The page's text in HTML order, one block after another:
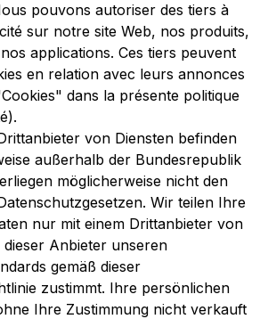
pouvons autoriser des tiers à
sur notre site Web, nos produits,
applications. Ces tiers peuvent
en relation avec leurs annonces
dans la présente politique
von Diensten befinden
außerhalb der Bundesrepublik
möglicherweise nicht den
Wir teilen Ihre
nur mit einem Drittanbieter von
Anbieter unseren
gemäß dieser
zustimmt. Ihre persönlichen
Ihre Zustimmung nicht verkauft